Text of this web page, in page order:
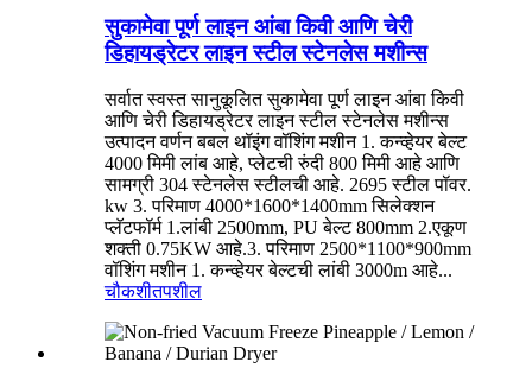
सुकामेवा पूर्ण लाइन आंबा किवी आणि चेरी
डिहायड्रेटर लाइन स्टील स्टेनलेस मशीन्स
सर्वात स्वस्त सानुकूलित सुकामेवा पूर्ण लाइन आंबा किवी
आणि चेरी डिहायड्रेटर लाइन स्टील स्टेनलेस मशीन्स
उत्पादन वर्णन बबल थॉइंग वॉशिंग मशीन 1. कन्व्हेयर बेल्ट
4000 मिमी लांब आहे, प्लेटची रुंदी 800 मिमी आहे आणि
सामग्री 304 स्टेनलेस स्टीलची आहे. 2695 स्टील पॉवर.
kw 3. परिमाण 4000*1600*1400mm सिलेक्शन
प्लॅटफॉर्म 1.लांबी 2500mm, PU बेल्ट 800mm 2.एकूण
शक्ती 0.75KW आहे.3. परिमाण 2500*1100*900mm
वॉशिंग मशीन 1. कन्व्हेयर बेल्टची लांबी 3000m आहे...
चौकशीतपशील